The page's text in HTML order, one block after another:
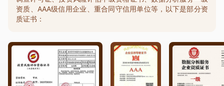
资质、AAA级信用企业、重合同守信用单位等，以下是部分资
质证书：